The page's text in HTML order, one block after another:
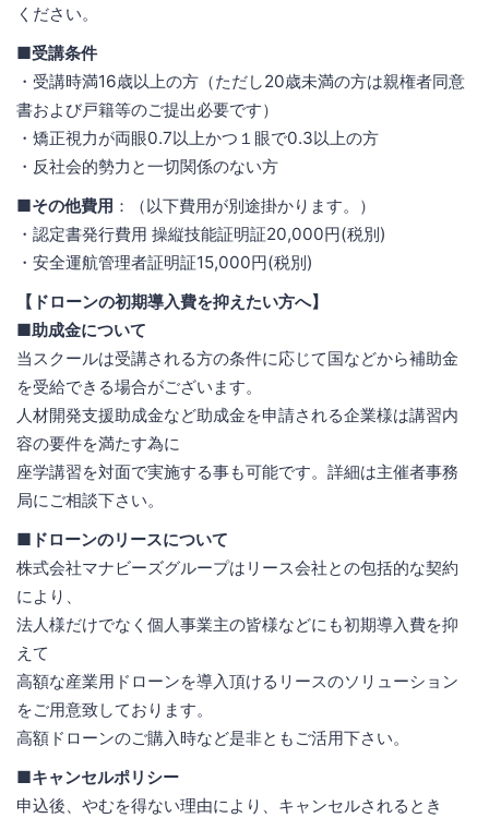
ください。
■受講条件
・受講時満16歳以上の方（ただし20歳未満の方は親権者同意
書および戸籍等のご提出必要です）
・矯正視力が両眼0.7以上かつ１眼で0.3以上の方
・反社会的勢力と一切関係のない方
■その他費用 ：（以下費用が別途掛かります。）
・認定書発行費用 操縦技能証明証20,000円(税別)
・安全運航管理者証明証15,000円(税別)
【ドローンの初期導入費を抑えたい方へ】
■助成金について
当スクールは受講される方の条件に応じて国などから補助金
を受給できる場合がございます。
人材開発支援助成金など助成金を申請される企業様は講習内
容の要件を満たす為に
座学講習を対面で実施する事も可能です。詳細は主催者事務
局にご相談下さい。
■ドローンのリースについて
株式会社マナビーズグループはリース会社との包括的な契約
により、
法人様だけでなく個人事業主の皆様などにも初期導入費を抑
えて
高額な産業用ドローンを導入頂けるリースのソリューション
をご用意致しております。
高額ドローンのご購入時など是非ともご活用下さい。
■キャンセルポリシー
申込後、やむを得ない理由により、キャンセルされるとき